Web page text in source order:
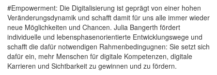
#Empowerment: Die Digitalisierung ist geprägt von einer hohen
Veränderungsdynamik und schafft damit für uns alle immer wieder
neue Möglichkeiten und Chancen. Julia Bangerth fördert
individuelle und lebensphasenorientierte Entwicklungswege und
schafft die dafür notwendigen Rahmenbedingugnen: Sie setzt sich
dafür ein, mehr Menschen für digitale Kompetenzen, digitale
Karrieren und Sichtbarkeit zu gewinnen und zu fördern.